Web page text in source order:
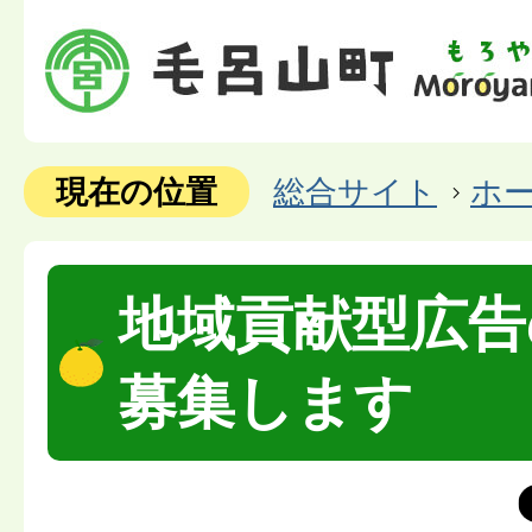
現在の位置 総合サイト ホ
地域貢献型広
募集します